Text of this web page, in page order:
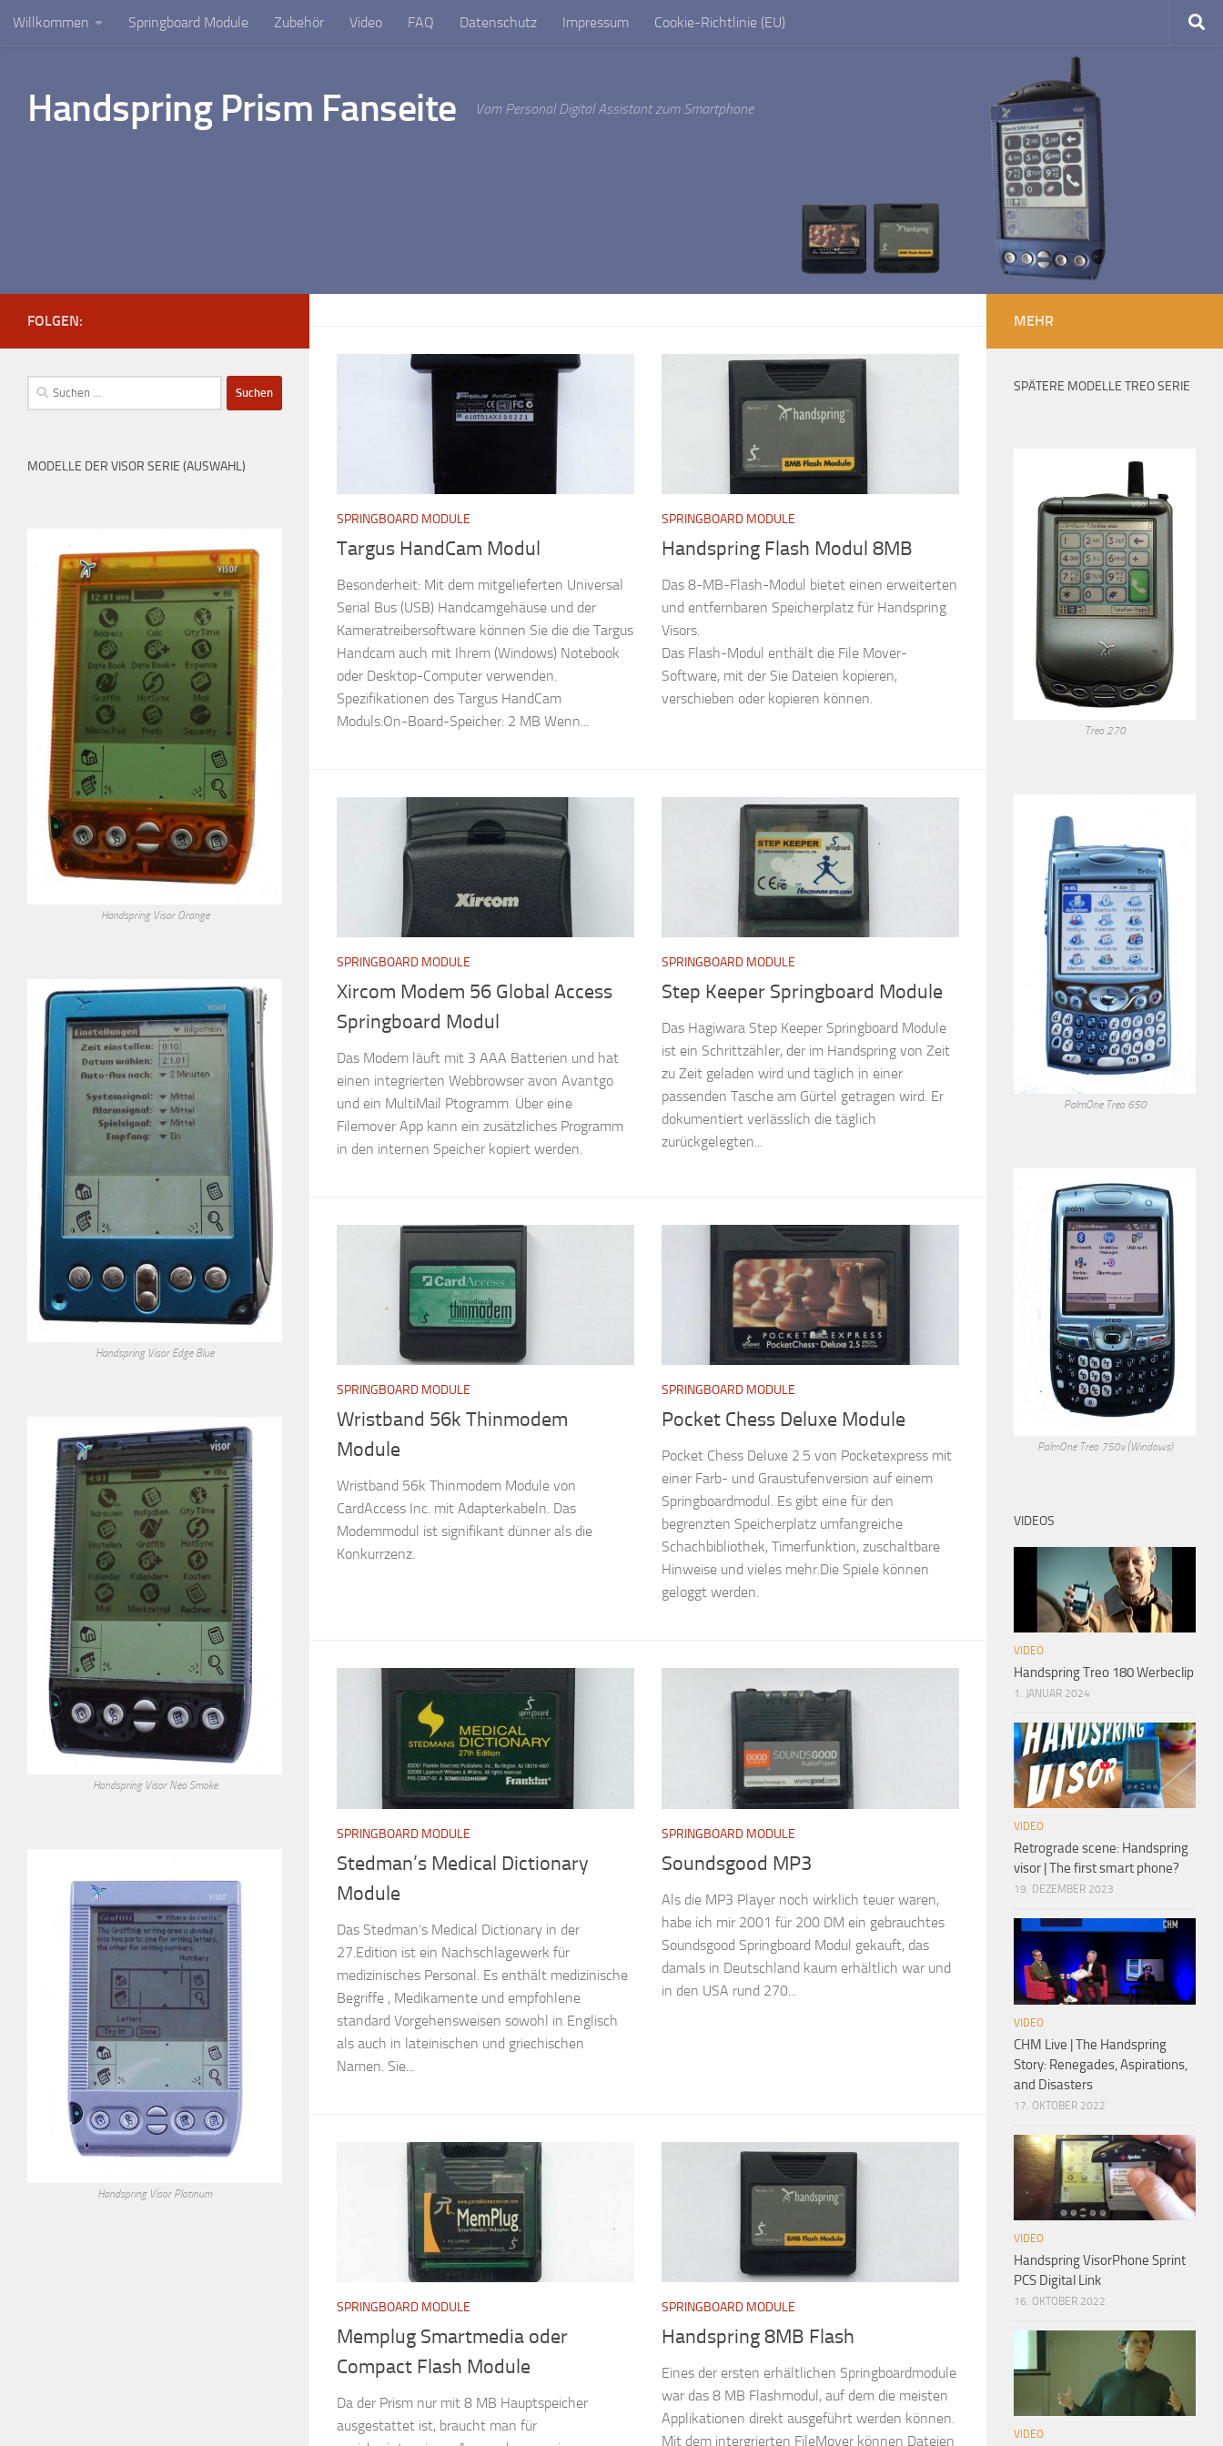
Unter dem Inhalt
Willkommen Springboard Module Zubehör Video FAQ Datenschutz Impressum Cookie-Richtlinie (EU)
Handspring Prism Fanseite Vom Personal Digital Assistant zum Smartphone
SPRINGBOARD MODULE
Targus HandCam Modul
Besonderheit: Mit dem mitgelieferten Universal
Serial Bus (USB) Handcamgehäuse und der
Kameratreibersoftware können Sie die die Targus
Handcam auch mit Ihrem (Windows) Notebook
oder Desktop-Computer verwenden.
Spezifikationen des Targus HandCam
Moduls:On-Board-Speicher: 2 MB Wenn...
SPRINGBOARD MODULE
Handspring Flash Modul 8MB
Das 8-MB-Flash-Modul bietet einen erweiterten
und entfernbaren Speicherplatz für Handspring
Visors.
Das Flash-Modul enthält die File Mover-
Software, mit der Sie Dateien kopieren,
verschieben oder kopieren können.
SPRINGBOARD MODULE
Xircom Modem 56 Global Access
Springboard Modul
Das Modem läuft mit 3 AAA Batterien und hat
einen integrierten Webbrowser avon Avantgo
und ein MultiMail Ptogramm. Über eine
Filemover App kann ein zusätzliches Programm
in den internen Speicher kopiert werden.
SPRINGBOARD MODULE
Step Keeper Springboard Module
Das Hagiwara Step Keeper Springboard Module
ist ein Schrittzähler, der im Handspring von Zeit
zu Zeit geladen wird und täglich in einer
passenden Tasche am Gürtel getragen wird. Er
dokumentiert verlässlich die täglich
zurückgelegten...
SPRINGBOARD MODULE
Wristband 56k Thinmodem
Module
Wristband 56k Thinmodem Module von
CardAccess Inc. mit Adapterkabeln. Das
Modemmodul ist signifikant dünner als die
Konkurrzenz.
SPRINGBOARD MODULE
Pocket Chess Deluxe Module
Pocket Chess Deluxe 2.5 von Pocketexpress mit
einer Farb- und Graustufenversion auf einem
Springboardmodul. Es gibt eine für den
begrenzten Speicherplatz umfangreiche
Schachbibliothek, Timerfunktion, zuschaltbare
Hinweise und vieles mehr.Die Spiele können
geloggt werden.
SPRINGBOARD MODULE
Stedman’s Medical Dictionary
Module
Das Stedman’s Medical Dictionary in der
27.Edition ist ein Nachschlagewerk für
medizinisches Personal. Es enthält medizinische
Begriffe , Medikamente und empfohlene
standard Vorgehensweisen sowohl in Englisch
als auch in lateinischen und griechischen
Namen. Sie...
SPRINGBOARD MODULE
Soundsgood MP3
Als die MP3 Player noch wirklich teuer waren,
habe ich mir 2001 für 200 DM ein gebrauchtes
Soundsgood Springboard Modul gekauft, das
damals in Deutschland kaum erhältlich war und
in den USA rund 270...
SPRINGBOARD MODULE
Memplug Smartmedia oder
Compact Flash Module
Da der Prism nur mit 8 MB Hauptspeicher
ausgestattet ist, braucht man für
SPRINGBOARD MODULE
Handspring 8MB Flash
Eines der ersten erhältlichen Springboardmodule
war das 8 MB Flashmodul, auf dem die meisten
Applikationen direkt ausgeführt werden können.
Mit dem intergrierten FileMover können Dateien
FOLGEN:
Suchen
nach:
MODELLE DER VISOR SERIE (AUSWAHL)
Handspring Visor Orange
Handspring Visor Edge Blue
Handspring Visor Neo Smoke
Handspring Visor Platinum
MEHR
SPÄTERE MODELLE TREO SERIE
Treo 270
PalmOne Treo 650
PalmOne Treo 750v (Windows)
VIDEOS
VIDEO
Handspring Treo 180 Werbeclip
1. JANUAR 2024
VIDEO
Retrograde scene: Handspring
visor | The first smart phone?
19. DEZEMBER 2023
VIDEO
CHM Live | The Handspring
Story: Renegades, Aspirations,
and Disasters
17. OKTOBER 2022
VIDEO
Handspring VisorPhone Sprint
PCS Digital Link
16. OKTOBER 2022
VIDEO